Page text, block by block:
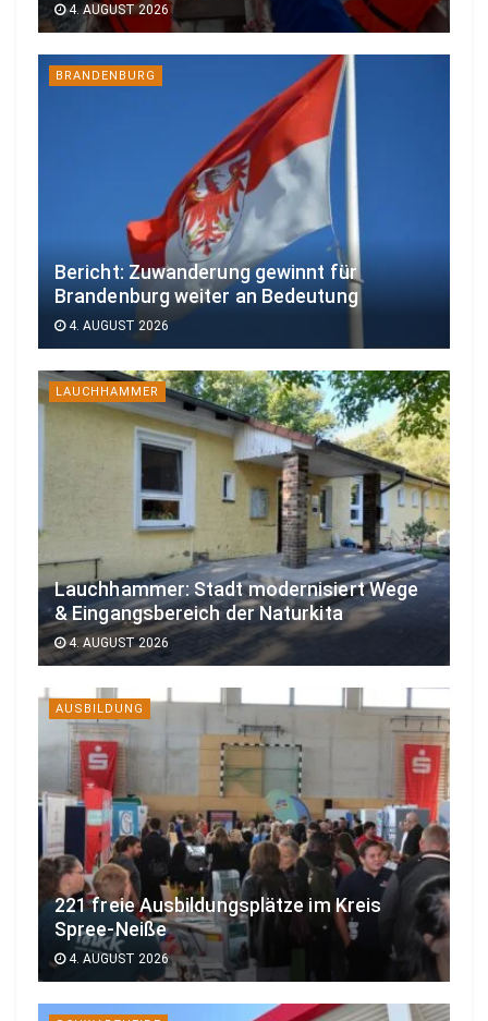
4. AUGUST 2026
BRANDENBURG
Bericht: Zuwanderung gewinnt für
Brandenburg weiter an Bedeutung
4. AUGUST 2026
LAUCHHAMMER
Lauchhammer: Stadt modernisiert Wege
& Eingangsbereich der Naturkita
4. AUGUST 2026
AUSBILDUNG
221 freie Ausbildungsplätze im Kreis
Spree-Neiße
4. AUGUST 2026